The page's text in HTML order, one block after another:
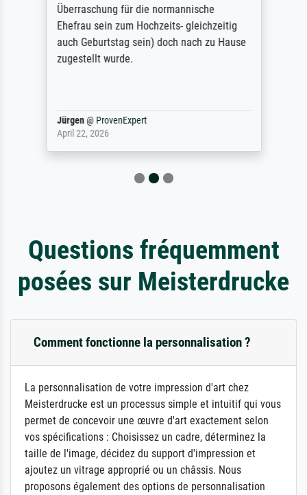
Überraschung für die normannische
Ehefrau sein zum Hochzeits- gleichzeitig
auch Geburtstag sein) doch nach zu Hause
zugestellt wurde.
Jürgen@ ProvenExpert
April 22, 2026
Questions fréquemment
posées sur Meisterdrucke
Comment fonctionne la personnalisation ?
La personnalisation de votre impression d'art chez
Meisterdrucke est un processus simple et intuitif qui vous
permet de concevoir une œuvre d'art exactement selon
vos spécifications : Choisissez un cadre, déterminez la
taille de l'image, décidez du support d'impression et
ajoutez un vitrage approprié ou un châssis. Nous
proposons également des options de personnalisation